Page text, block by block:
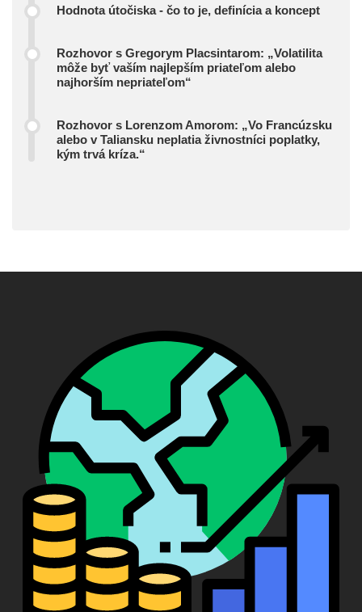
Hodnota útočiska - čo to je, definícia a koncept
Rozhovor s Gregorym Placsintarom: „Volatilita
môže byť vaším najlepším priateľom alebo
najhorším nepriateľom“
Rozhovor s Lorenzom Amorom: „Vo Francúzsku
alebo v Taliansku neplatia živnostníci poplatky,
kým trvá kríza.“